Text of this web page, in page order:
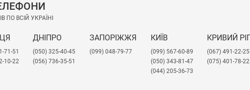
ПО ВСІЙ УКРАЇНІ
71-51
10-22
ДНІПРО
(050) 325-40-45
(056) 736-35-51
ЗАПОРІЖЖЯ
(099) 048-79-77
КИЇВ
(099) 567-60-89
(050) 343-81-47
(044) 205-36-73
КРИВИЙ
(067) 491-22-25
(075) 401-78-22